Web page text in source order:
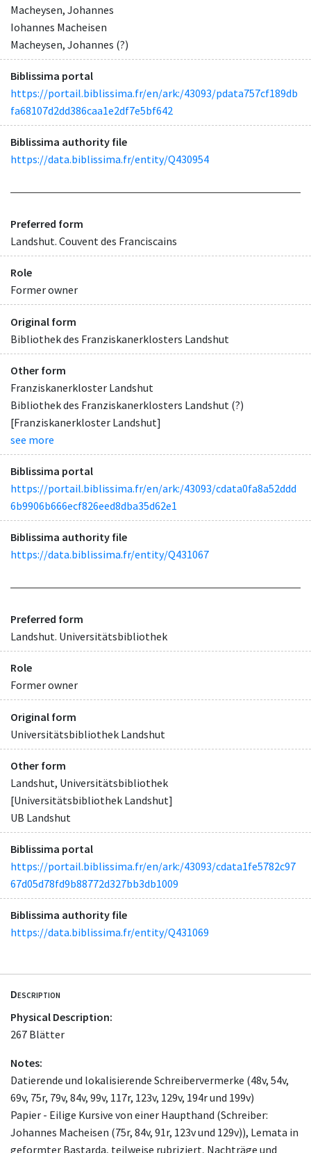
Macheysen, Johannes
Iohannes Macheisen
Macheysen, Johannes (?)
Biblissima portal
https://portail.biblissima.fr/en/ark:/43093/pdata757cf189db
fa68107d2dd386caa1e2df7e5bf642
Biblissima authority file
https://data.biblissima.fr/entity/Q430954
Preferred form
Landshut. Couvent des Franciscains
Role
Former owner
Original form
Bibliothek des Franziskanerklosters Landshut
Other form
Franziskanerkloster Landshut
Bibliothek des Franziskanerklosters Landshut (?)
[Franziskanerkloster Landshut]
see more
Biblissima portal
https://portail.biblissima.fr/en/ark:/43093/cdata0fa8a52ddd
6b9906b666ecf826eed8dba35d62e1
Biblissima authority file
https://data.biblissima.fr/entity/Q431067
Preferred form
Landshut. Universitätsbibliothek
Role
Former owner
Original form
Universitätsbibliothek Landshut
Other form
Landshut, Universitätsbibliothek
[Universitätsbibliothek Landshut]
UB Landshut
Biblissima portal
https://portail.biblissima.fr/en/ark:/43093/cdata1fe5782c97
67d05d78fd9b88772d327bb3db1009
Biblissima authority file
https://data.biblissima.fr/entity/Q431069
Description
Physical Description:
267 Blätter
Notes:
Datierende und lokalisierende Schreibervermerke (48v, 54v,
69v, 75r, 79v, 84v, 99v, 117r, 123v, 129v, 194r und 199v)
Papier - Eilige Kursive von einer Haupthand (Schreiber:
Johannes Macheisen (75r, 84v, 91r, 123v und 129v)), Lemata in
geformter Bastarda, teilweise rubriziert, Nachträge und